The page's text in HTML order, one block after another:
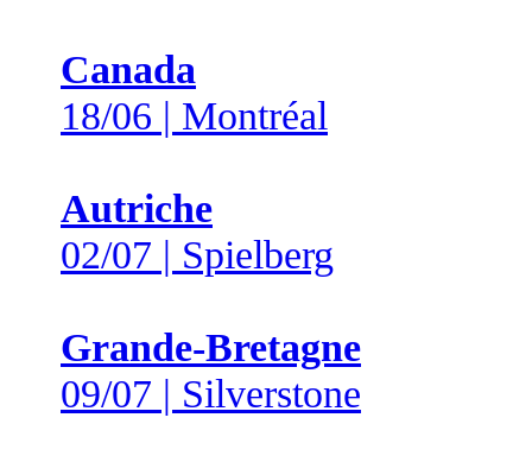
Canada
18/06 | Montréal
Autriche
02/07 | Spielberg
Grande-Bretagne
09/07 | Silverstone